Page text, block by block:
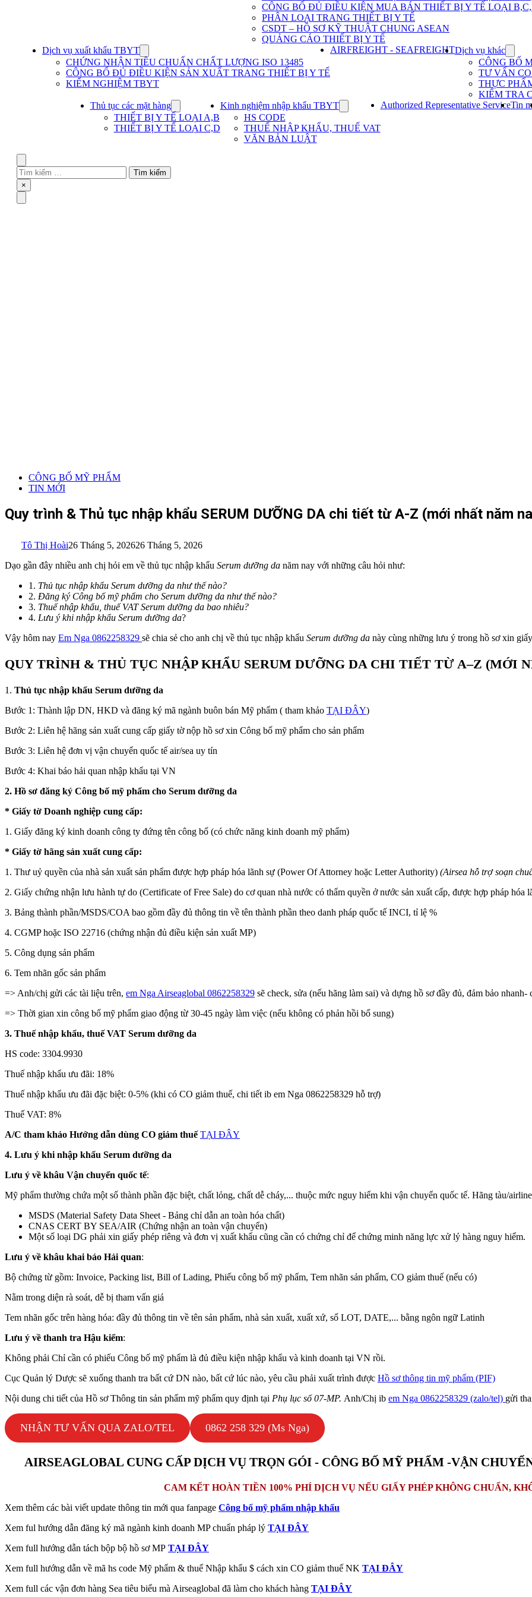
vụ
nhập
khẩu
TBYT
CÔNG BỐ ĐỦ ĐIỀU KIỆN MUA BÁN THIẾT BỊ Y TẾ LOẠI
PHÂN LOẠI TRANG THIẾT BỊ Y TẾ
CSDT – HỒ SƠ KỸ THUẬT CHUNG ASEAN
QUẢNG CÁO THIẾT BỊ Y TẾ
Dịch vụ xuất khẩu TBYT
submenu
for
Dịch
vụ
khẩu
TBYT
CHỨNG NHẬN TIÊU CHUẨN CHẤT LƯỢNG ISO 13485
CÔNG BỐ ĐỦ ĐIỀU KIỆN SẢN XUẤT TRANG THIẾT BỊ Y TẾ
KIỂM NGHIỆM TBYT
AIRFREIGHT - SEAFREIGHTDịch vụ khác
for
Dịch
vụ
khác
CÔNG BỐ
TƯ VẤN
THỰC
KIỂM TRA
Thủ tục các mặt hàng
submenu
for
Thủ
THIẾT BỊ Y TẾ LOẠI A,B
THIẾT BỊ Y TẾ LOẠI C,D
Kinh nghiệm nhập khẩu TBYT
submenu
for
Kinh
HS CODE
THUẾ NHẬP KHẨU, THUẾ VAT
VĂN BẢN LUẬT
Authorized Representative ServiceTin
Tìm
kiếm
cho:
Close
×
CÔNG BỐ MỸ PHẨM
TIN MỚI
Quy trình & Thủ tục nhập khẩu SERUM DƯỠNG DA chi tiết từ A-Z (mới nhất năm
Tô Thị Hoài26 Tháng 5, 202626 Tháng 5, 2026
Dạo gần đây nhiều anh chị hỏi em về thủ tục nhập khẩu Serum dưỡng da năm nay với những câu hỏi như:
1. Thủ tục nhập khẩu Serum dưỡng da như thế nào?
2. Đăng ký Công bố mỹ phẩm cho Serum dưỡng da như thế nào?
3. Thuế nhập khẩu, thuế VATSerum dưỡng da bao nhiêu?
4. Lưu ý khi nhập khẩu Serum dưỡng da?
Vậy hôm nay Em Nga 0862258329 sẽ chia sẻ cho anh chị về thủ tục nhập khẩu Serum dưỡng da này cùng những lưu ý trong hồ sơ xin
QUY TRÌNH & THỦ TỤC NHẬP KHẨU SERUM DƯỠNG DA CHI TIẾT TỪ A–Z (MỚI
1. Thủ tục nhập khẩu Serum dưỡng da
Bước 1: Thành lập DN, HKD và đăng ký mã ngành buôn bán Mỹ phẩm ( tham khảo TẠI ĐÂY)
Bước 2: Liên hệ hãng sản xuất cung cấp giấy tờ nộp hồ sơ xin Công bố mỹ phẩm cho sản phẩm
Bước 3: Liên hệ đơn vị vận chuyển quốc tế air/sea uy tín
Bước 4: Khai báo hải quan nhập khẩu tại VN
2. Hồ sơ đăng ký Công bố mỹ phẩm cho Serum dưỡng da
* Giấy tờ Doanh nghiệp cung cấp:
1. Giấy đăng ký kinh doanh công ty đứng tên công bố (có chức năng kinh doanh mỹ phẩm)
* Giấy tờ hãng sản xuất cung cấp:
1. Thư uỷ quyền của nhà sản xuất sản phẩm được hợp pháp hóa lãnh sự (Power Of Attorney hoặc Letter Authority) (Airsea hỗ trợ soạn
2. Giấy chứng nhận lưu hành tự do (Certificate of Free Sale) do cơ quan nhà nước có thẩm quyền ở nước sản xuất cấp, được hợp pháp hóa
3. Bảng thành phần/MSDS/COA bao gồm đầy đủ thông tin về tên thành phần theo danh pháp quốc tế INCI, tỉ lệ %
4. CGMP hoặc ISO 22716 (chứng nhận đủ điều kiện sản xuất MP)
5. Công dụng sản phẩm
6. Tem nhãn gốc sản phẩm
=> Anh/chị gửi các tài liệu trên, em Nga Airseaglobal 0862258329 sẽ check, sửa (nếu hãng làm sai) và dựng hồ sơ đầy đủ, đảm bảo nhanh-
=> Thời gian xin công bố mỹ phẩm giao động từ 30-45 ngày làm việc (nếu không có phản hồi bổ sung)
3. Thuế nhập khẩu, thuế VAT Serum dưỡng da
HS code: 3304.9930
Thuế nhập khẩu ưu đãi: 18%
Thuế nhập khẩu ưu đãi đặc biệt: 0-5% (khi có CO giảm thuế, chi tiết ib em Nga 0862258329 hỗ trợ)
Thuế VAT: 8%
A/C tham khảo Hướng dẫn dùng CO giảm thuếTẠI ĐÂY
4. Lưu ý khi nhập khẩu Serum dưỡng da
Lưu ý về khâu Vận chuyển quốc tế:
Mỹ phẩm thường chứa một số thành phần đặc biệt, chất lỏng, chất dễ cháy,... thuộc mức nguy hiểm khi vận chuyển quốc tế. Hãng tàu/
MSDS (Material Safety Data Sheet - Bảng chỉ dẫn an toàn hóa chất)
CNAS CERT BY SEA/AIR (Chứng nhận an toàn vận chuyển)
Một số loại DG phải xin giấy phép riêng và đơn vị xuất khẩu cũng cần có chứng chỉ để chứng minh năng lực xử lý hàng nguy hiểm.
Lưu ý về khâu khai báo Hải quan:
Bộ chứng từ gồm: Invoice, Packing list, Bill of Lading, Phiếu công bố mỹ phẩm, Tem nhãn sản phẩm, CO giảm thuế (nếu có)
Nằm trong diện rà soát, dễ bị tham vấn giá
Tem nhãn gốc trên hàng hóa: đầy đủ thông tin về tên sản phẩm, nhà sản xuất, xuất xứ, số LOT, DATE,... bằng ngôn ngữ Latinh
Lưu ý về thanh tra Hậu kiểm:
Không phải Chỉ cần có phiếu Công bố mỹ phẩm là đủ điều kiện nhập khẩu và kinh doanh tại VN rồi.
Cục Quản lý Dược sẽ xuống thanh tra bất cứ DN nào, bất cứ lúc nào, yêu cầu phải xuất trình được Hồ sơ thông tin mỹ phẩm (PIF)
Nội dung chi tiết của Hồ sơ Thông tin sản phẩm mỹ phẩm quy định tại Phụ lục số 07-MP. Anh/Chị ib em Nga 0862258329 (zalo/tel) gửi
NHẬN TƯ VẤN QUA ZALO/TEL 0862 258 329 (Ms Nga)
AIRSEAGLOBAL CUNG CẤP DỊCH VỤ TRỌN GÓI - CÔNG BỐ MỸ PHẨM -VẬN
CAM KẾT HOÀN TIỀN 100% PHÍ DỊCH VỤ NẾU GIẤY PHÉP KHÔNG CHUẨN,
Xem thêm các bài viết update thông tin mới qua fanpage Công bố mỹ phẩm nhập khẩu
Xem ful hướng dẫn đăng ký mã ngành kinh doanh MP chuẩn pháp lý TẠI ĐÂY
Xem full hướng dẫn tách bộp bộ hồ sơ MP TẠI ĐÂY
Xem full hướng dẫn về mã hs code Mỹ phẩm & thuế Nhập khẩu $ cách xin CO giảm thuế NK TẠI ĐÂY
Xem full các vận đơn hàng Sea tiêu biểu mà Airseaglobal đã làm cho khách hàng TẠI ĐÂY